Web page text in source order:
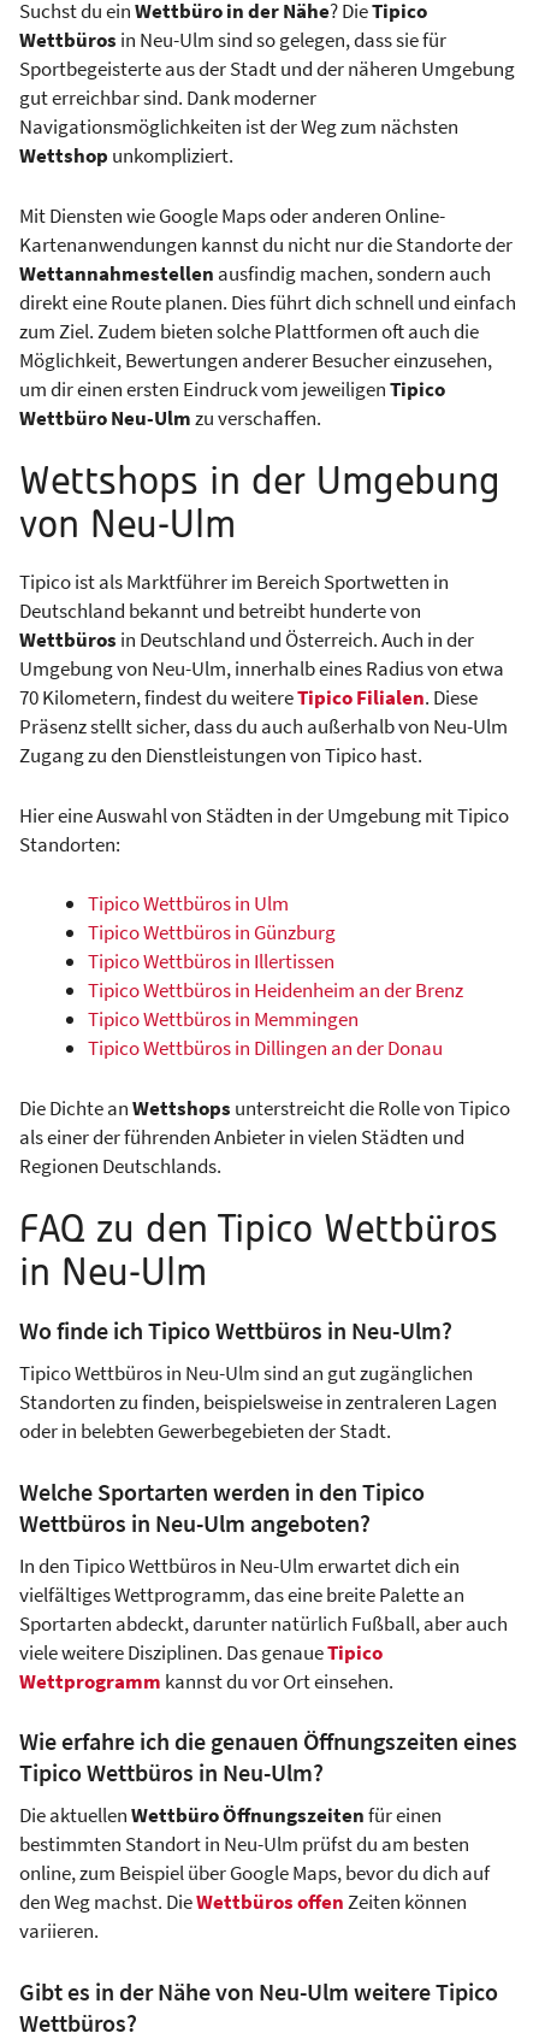
Suchst du einWettbüro in der Nähe? DieTipico
Wettbüros in Neu-Ulm sind so gelegen, dass sie für
Sportbegeisterte aus der Stadt und der näheren Umgebung
gut erreichbar sind. Dank moderner
Navigationsmöglichkeiten ist der Weg zum nächsten
Wettshop unkompliziert.
Mit Diensten wie Google Maps oder anderen Online-
Kartenanwendungen kannst du nicht nur die Standorte der
Wettannahmestellen ausfindig machen, sondern auch
direkt eine Route planen. Dies führt dich schnell und einfach
zum Ziel. Zudem bieten solche Plattformen oft auch die
Möglichkeit, Bewertungen anderer Besucher einzusehen,
um dir einen ersten Eindruck vom jeweiligenTipico
Wettbüro Neu-Ulmzu verschaffen.
Wettshops in der Umgebung
von Neu-Ulm
Tipico ist als Marktführer im Bereich Sportwetten in
Deutschland bekannt und betreibt hunderte von
Wettbüros in Deutschland und Österreich. Auch in der
Umgebung von Neu-Ulm, innerhalb eines Radius von etwa
70 Kilometern, findest du weitereTipico Filialen. Diese
Präsenz stellt sicher, dass du auch außerhalb von Neu-Ulm
Zugang zu den Dienstleistungen von Tipico hast.
Hier eine Auswahl von Städten in der Umgebung mit Tipico
Standorten:
Tipico Wettbüros in Ulm
Tipico Wettbüros in Günzburg
Tipico Wettbüros in Illertissen
Tipico Wettbüros in Heidenheim an der Brenz
Tipico Wettbüros in Memmingen
Tipico Wettbüros in Dillingen an der Donau
Die Dichte anWettshops unterstreicht die Rolle von Tipico
als einer der führenden Anbieter in vielen Städten und
Regionen Deutschlands.
FAQ zu den Tipico Wettbüros
in Neu-Ulm
Wo finde ich Tipico Wettbüros in Neu-Ulm?
Tipico Wettbüros in Neu-Ulm sind an gut zugänglichen
Standorten zu finden, beispielsweise in zentraleren Lagen
oder in belebten Gewerbegebieten der Stadt.
Welche Sportarten werden in den Tipico
Wettbüros in Neu-Ulm angeboten?
In den Tipico Wettbüros in Neu-Ulm erwartet dich ein
vielfältiges Wettprogramm, das eine breite Palette an
Sportarten abdeckt, darunter natürlich Fußball, aber auch
viele weitere Disziplinen. Das genaueTipico
Wettprogramm kannst du vor Ort einsehen.
Wie erfahre ich die genauen Öffnungszeiten eines
Tipico Wettbüros in Neu-Ulm?
Die aktuellenWettbüro Öffnungszeitenfür einen
bestimmten Standort in Neu-Ulm prüfst du am besten
online, zum Beispiel über Google Maps, bevor du dich auf
den Weg machst. DieWettbüros offenZeiten können
variieren.
Gibt es in der Nähe von Neu-Ulm weitere Tipico
Wettbüros?